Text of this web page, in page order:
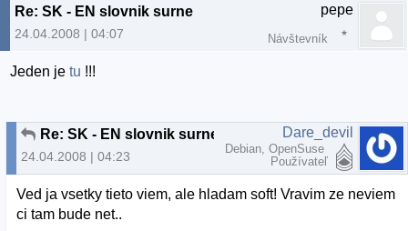
Re: SK - EN slovnik surne
24.04.2008 | 04:07
pepe
Návštevník
Jeden jetu !!!
Re: SK - EN slovnik surne
24.04.2008 | 04:23
Dare_devil
Debian, OpenSuse
Používateľ
Ved ja vsetky tieto viem, ale hladam soft! Vravim ze neviem
ci tam bude net..